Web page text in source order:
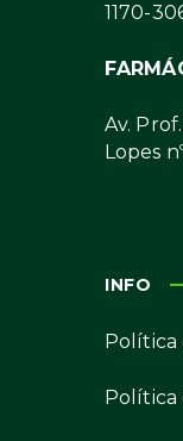
1170-
Av.
Lopes
INFO
Política
Política